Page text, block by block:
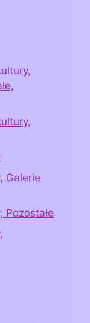
Galerie
Pozostałe